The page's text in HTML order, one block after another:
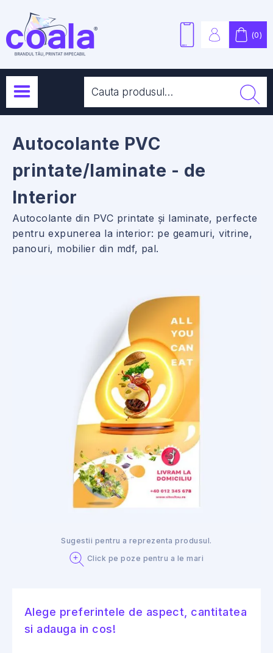
(0)
Autocolante PVC
printate/laminate - de
Interior
Autocolante din PVC printate și laminate, perfecte
pentru expunerea la interior: pe geamuri, vitrine,
panouri, mobilier din mdf, pal.
Sugestii pentru a reprezenta produsul.
Click pe poze pentru a le mari
Alege preferintele de aspect, cantitatea
si adauga in cos!